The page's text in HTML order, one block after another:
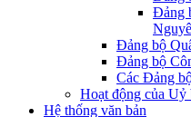
Đảng
Đảng bộ
Đảng bộ
Các Đảng
Hoạt động của
Hệ thống văn bản